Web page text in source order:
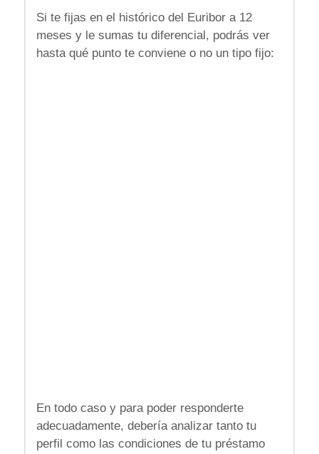
Si te fijas en el histórico del Euribor a 12
meses y le sumas tu diferencial, podrás ver
hasta qué punto te conviene o no un tipo fijo:
En todo caso y para poder responderte
adecuadamente, debería analizar tanto tu
perfil como las condiciones de tu préstamo